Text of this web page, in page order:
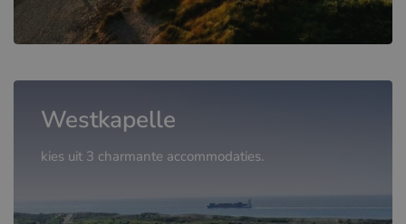
Westkapelle
kies uit 3 charmante accommodaties.